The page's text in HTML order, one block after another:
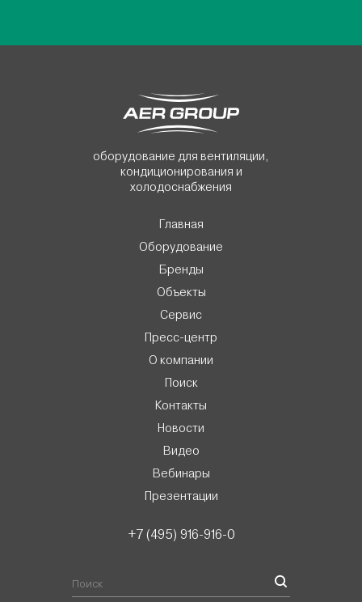
оборудование для вентиляции,
кондиционирования и
холодоснабжения
Главная
Оборудование
Бренды
Объекты
Сервис
Пресс-центр
О компании
Поиск
Контакты
Новости
Видео
Вебинары
Презентации
+7 (495) 916-916-0